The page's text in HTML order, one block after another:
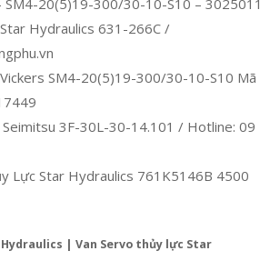
Hydraulics 631-266C /
SM4-20(5)19-300/30-10-S10 Mã
3F-30L-30-14.101 / Hotline: 09
Lực Star Hydraulics 761K5146B 4500
Hydraulics | Van Servo thủy lực Star